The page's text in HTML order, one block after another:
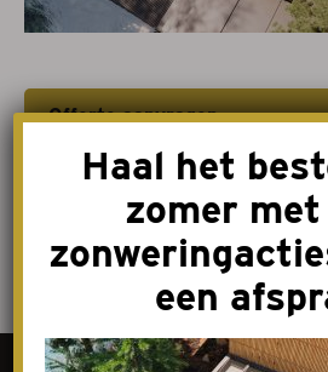
Contact
Offerte aanvragen
Afspraak maken
Haal het
zomer met
een